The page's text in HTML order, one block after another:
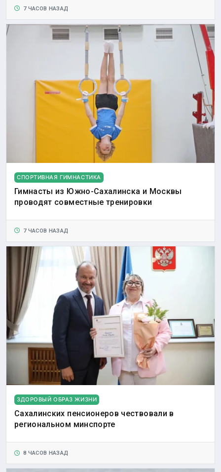
7 ЧАСОВ НАЗАД
СПОРТИВНАЯ ГИМНАСТИКА
Гимнасты из Южно-Сахалинска и Москвы
проводят совместные тренировки
7 ЧАСОВ НАЗАД
ЗДОРОВЫЙ ОБРАЗ ЖИЗНИ
Сахалинских пенсионеров чествовали в
региональном минспорте
8 ЧАСОВ НАЗАД